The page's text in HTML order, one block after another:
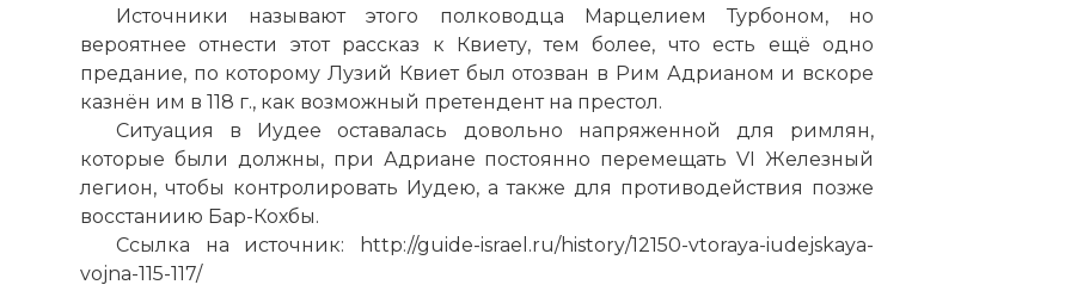
Источники называют этого полководца Марцелием Турбоном, но
вероятнее отнести этот рассказ к Квиету, тем более, что есть ещё одно
предание, по которому Лузий Квиет был отозван в Рим Адрианом и вскоре
казнён им в 118 г., как возможный претендент на престол.
Ситуация в Иудее оставалась довольно напряженной для римлян,
которые были должны, при Адриане постоянно перемещать VI Железный
легион, чтобы контролировать Иудею, а также для противодействия позже
восстаниию Бар-Кохбы.
Ссылка на источник: http://guide-israel.ru/history/12150-vtoraya-iudejskaya-
vojna-115-117/